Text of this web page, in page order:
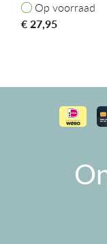
Op voorraad
Op voorraad
€27,95